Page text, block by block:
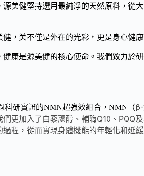
源美健堅持選用最純淨的天然原料，從
健，美不僅是外在的光彩，更是身心健
康是源美健的核心使命。我們致力於
科研實證的NMN超強效組合，NMN（β-
更加入了白藜蘆醇、輔酶Q10、PQQ
程，從而實現身體機能的年輕化和延緩